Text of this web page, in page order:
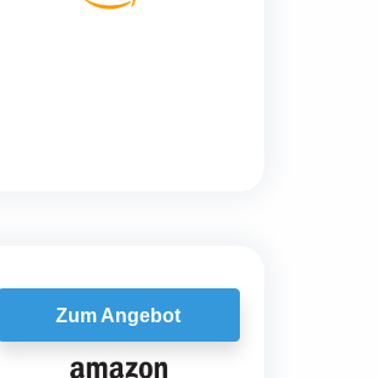
Zum Angebot